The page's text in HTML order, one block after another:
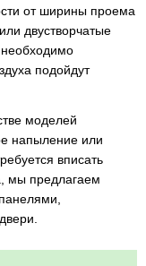
от ширины проема
двустворчатые
необходимо
подойдут
моделей
напыление или
вписать
мы предлагаем